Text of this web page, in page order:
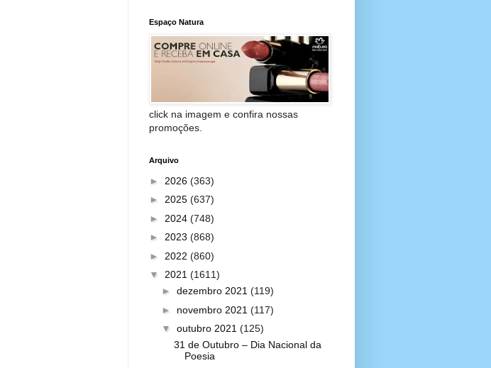
Espaço Natura
click na imagem e confira nossas
promoções.
Arquivo
► 2026 (363)
► 2025 (637)
► 2024 (748)
► 2023 (868)
► 2022 (860)
▼ 2021 (1611)
► dezembro 2021 (119)
► novembro 2021 (117)
▼ outubro 2021 (125)
31 de Outubro – Dia Nacional da
Poesia